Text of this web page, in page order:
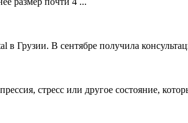
Грузии. В сентябре получила
стресс или другое состояние,